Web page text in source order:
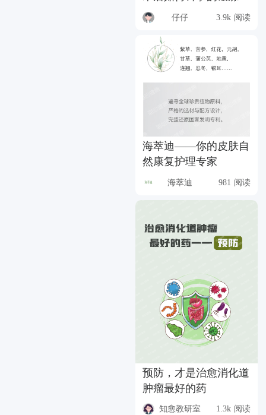
仔仔 3.9k 阅读
海萃迪——你的皮肤自
然康复护理专家
海萃迪 981 阅读
预防，才是治愈消化道
肿瘤最好的药
知愈教研室 1.3k 阅读